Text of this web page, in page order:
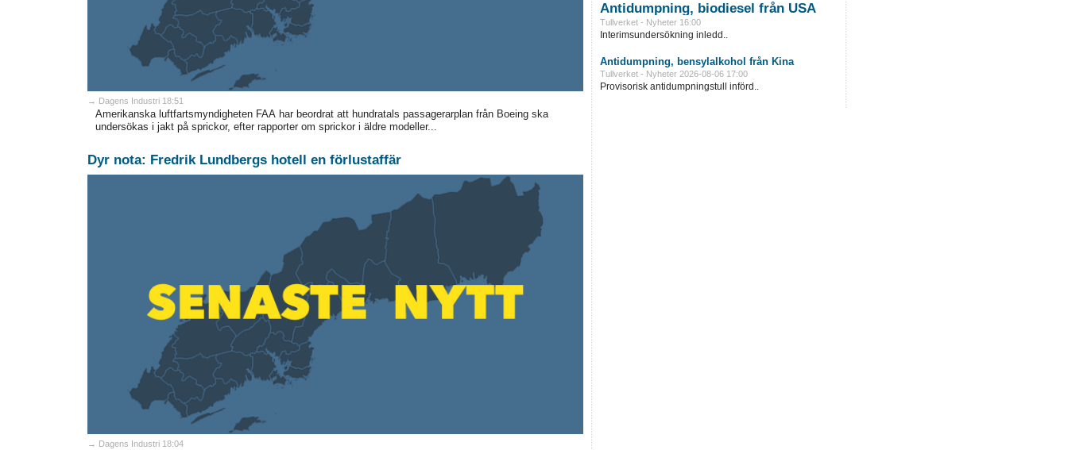
→ Dagens Industri 18:51
Amerikanska luftfartsmyndigheten FAA har beordrat att hundratals passagerarplan från Boeing ska
undersökas i jakt på sprickor, efter rapporter om sprickor i äldre modeller...
Dyr nota: Fredrik Lundbergs hotell en förlustaffär
→ Dagens Industri 18:04
Antidumpning, biodiesel från USA
Tullverket - Nyheter 16:00
Interimsundersökning inledd..
Antidumpning, bensylalkohol från Kina
Tullverket - Nyheter 2026-08-06 17:00
Provisorisk antidumpningstull införd..